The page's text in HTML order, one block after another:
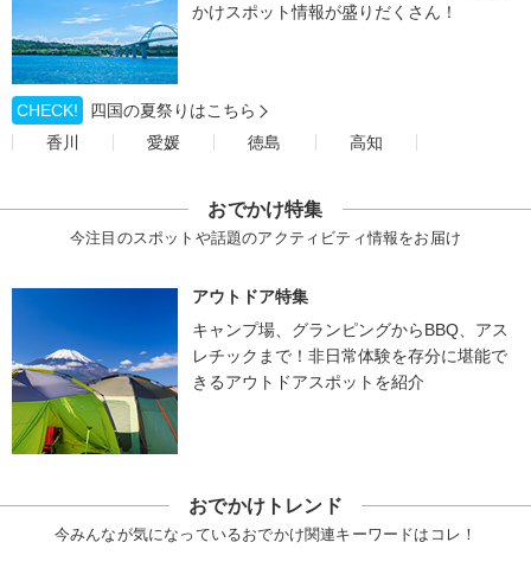
かけスポット情報が盛りだくさん！
CHECK!
四国の夏祭りはこちら
香川
愛媛 徳島 高知
おでかけ特集
今注目のスポットや話題のアクティビティ情報をお届け
アウトドア特集
キャンプ場、グランピングからBBQ、アス
レチックまで！非日常体験を存分に堪能で
きるアウトドアスポットを紹介
おでかけトレンド
今みんなが気になっているおでかけ関連キーワードはコレ！